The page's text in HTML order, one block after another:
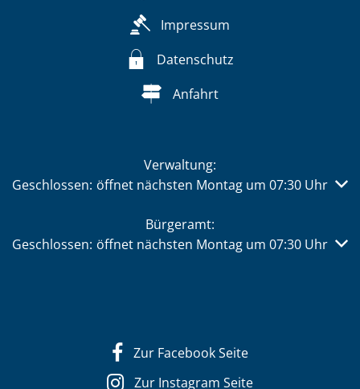
Impressum
Datenschutz
Anfahrt
Verwaltung:
Klicken, um weitere Öffnungs- oder Schließzeiten
Geschlossen: öffnet nächsten Montag um 07:30 Uhr
Bürgeramt:
Klicken, um weitere Öffnungs- oder Schließzeiten
Geschlossen: öffnet nächsten Montag um 07:30 Uhr
Zur Facebook Seite
Zur Instagram Seite